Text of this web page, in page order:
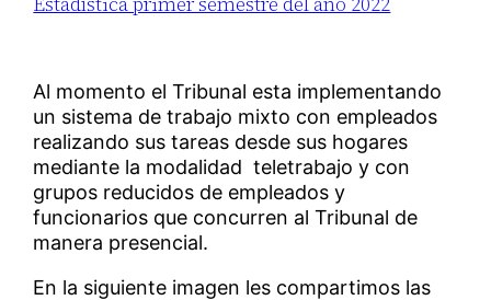
Al momento el Tribunal esta implementando
un sistema de trabajo mixto con empleados
realizando sus tareas desde sus hogares
mediante la modalidad teletrabajo y con
grupos reducidos de empleados y
funcionarios que concurren al Tribunal de
manera presencial.
En la siguiente imagen les compartimos las